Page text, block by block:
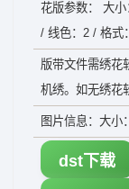
花版参数： 大
/ 线色：2 / 格式
版带文件需绣花
机绣。如无绣花
图片信息：大小
dst下载